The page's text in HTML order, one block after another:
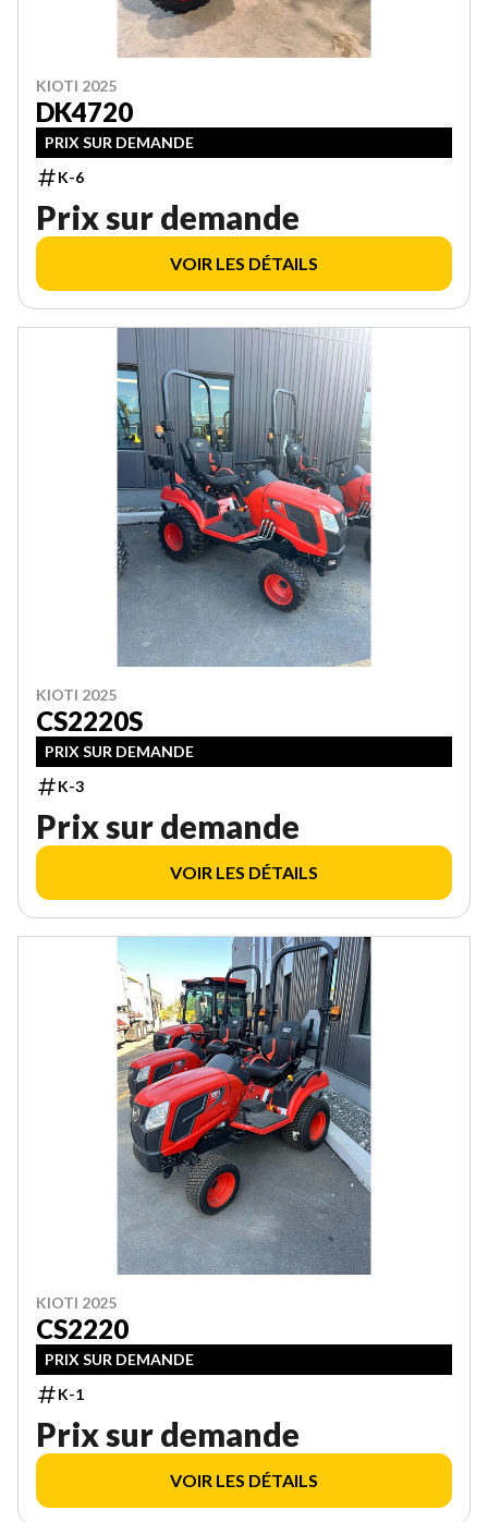
KIOTI 2025
DK4720
PRIX SUR DEMANDE
K-6
Prix sur demande
VOIR LES DÉTAILS
KIOTI 2025
CS2220S
PRIX SUR DEMANDE
K-3
Prix sur demande
VOIR LES DÉTAILS
KIOTI 2025
CS2220
PRIX SUR DEMANDE
K-1
Prix sur demande
VOIR LES DÉTAILS